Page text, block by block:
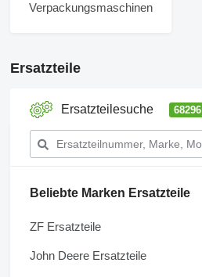
Verpackungsmaschinen
Ersatzteile
Ersatzteilesuche 68296
Beliebte Marken Ersatzteile
ZF Ersatzteile
John Deere Ersatzteile